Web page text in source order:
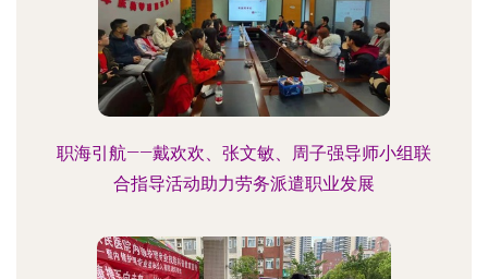
职海引航——戴欢欢、张文敏、周子强导师小组联
合指导活动助力劳务派遣职业发展